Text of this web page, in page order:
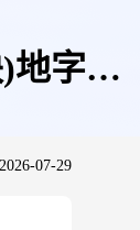
地字第
07-29